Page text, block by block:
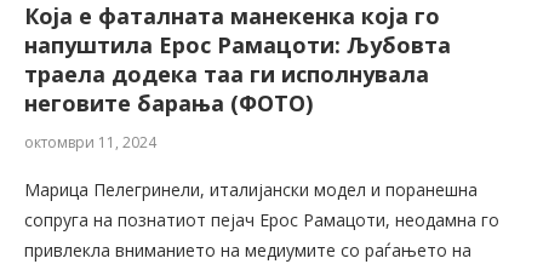
Која е фаталната манекенка која го
напуштила Ерос Рамацоти: Љубовта
траела додека таа ги исполнувала
неговите барања (ФОТО)
октомври 11, 2024
Марица Пелегринели, италијански модел и поранешна
сопруга на познатиот пејач Ерос Рамацоти, неодамна го
привлекла вниманието на медиумите со раѓањето на